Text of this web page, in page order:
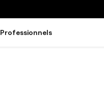
Professionnels